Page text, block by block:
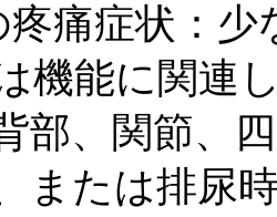
疼痛症状：
機能に関連
部、関節、
または排尿